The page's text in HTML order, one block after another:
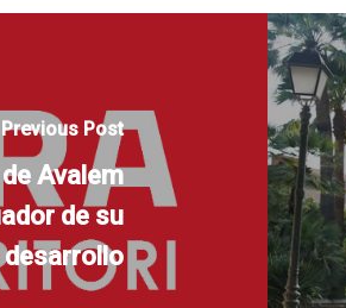
Previous Post
Avalem
de su
desarrollo